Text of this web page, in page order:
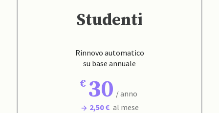
Studenti
Rinnovo automatico
su base annuale
30 / anno
2,50 € al mese